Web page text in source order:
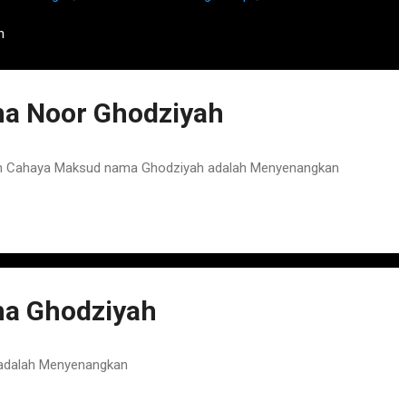
Noor Ghodziyah
Maksud nama Ghodziyah adalah Menyenangkan
Ghodziyah
Menyenangkan